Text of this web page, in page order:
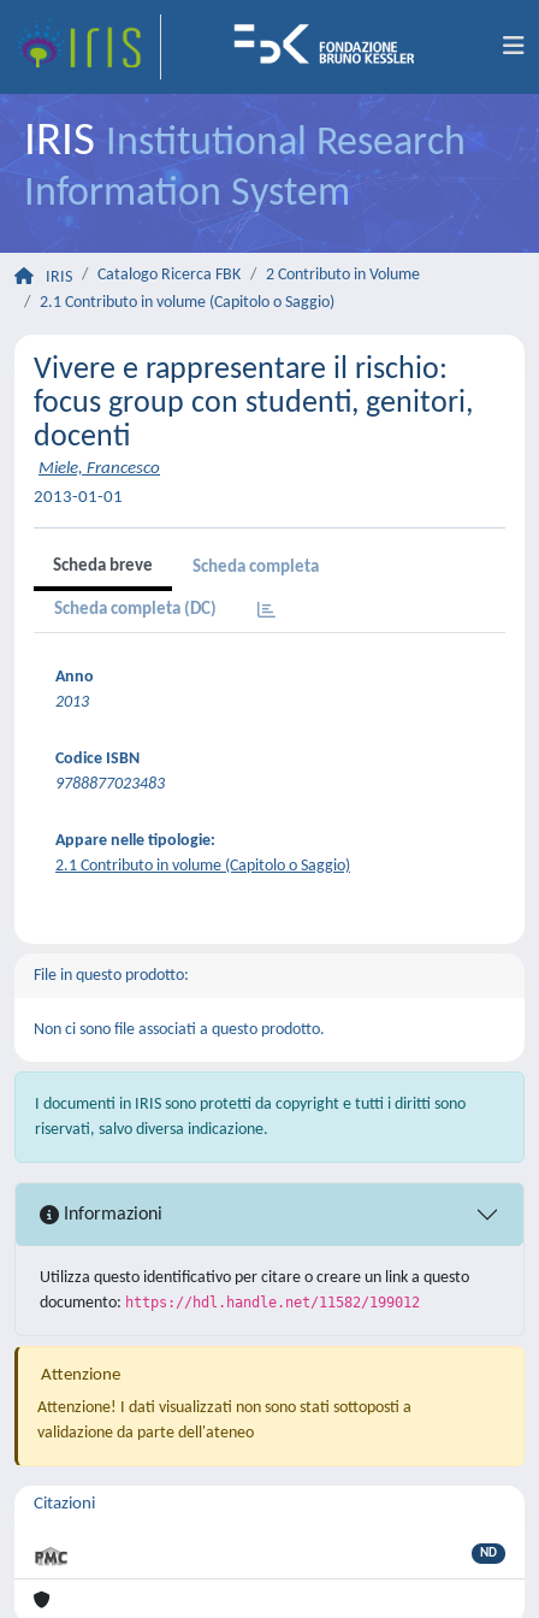
IRIS Institutional Research
Information System
IRIS Catalogo Ricerca FBK
2 Contributo in Volume
2.1 Contributo in volume (Capitolo o Saggio)
Vivere e rappresentare il rischio:
focus group con studenti, genitori,
docenti
Miele, Francesco
2013-01-01
Scheda breve Scheda completa
Scheda completa (DC)
Anno
2013
Codice ISBN
9788877023483
Appare nelle tipologie:
2.1 Contributo in volume (Capitolo o Saggio)
File in questo prodotto:
Non ci sono file associati a questo prodotto.
I documenti in IRIS sono protetti da copyright e tutti i diritti sono
riservati, salvo diversa indicazione.
Informazioni
Utilizza questo identificativo per citare o creare un link a questo
documento: https://hdl.handle.net/11582/199012
Attenzione
Attenzione! I dati visualizzati non sono stati sottoposti a
validazione da parte dell'ateneo
Citazioni
ND